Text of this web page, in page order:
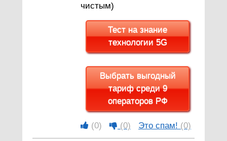
чистым)
Тест на знание
технологии 5G
Выбрать выгодный
тариф среди 9
операторов РФ
(0) (0) Это спам! (0)